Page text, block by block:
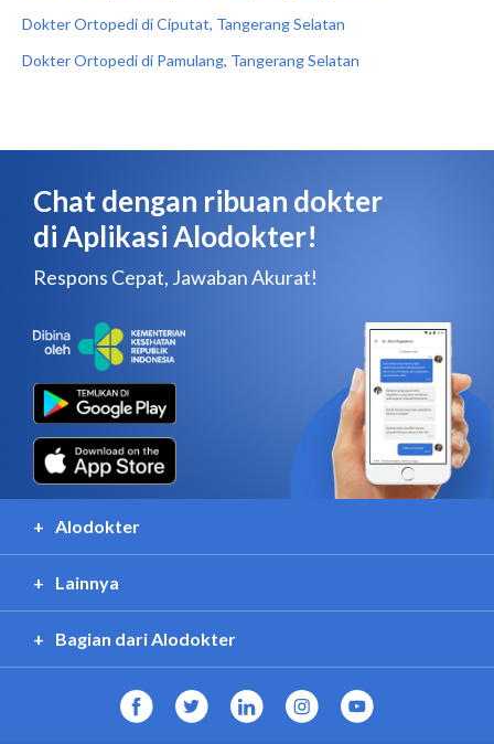
Dokter Ortopedi di Ciputat, Tangerang Selatan
Dokter Ortopedi di Pamulang, Tangerang Selatan